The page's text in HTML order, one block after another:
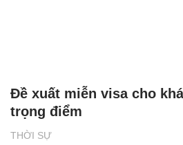
THỜI SỰ
Đề xuất miễn visa cho
trọng điểm